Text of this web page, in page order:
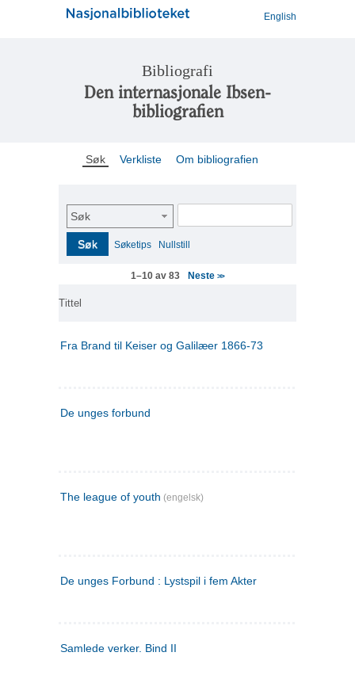
English
Bibliografi
Den internasjonale Ibsen-
bibliografien
Søk Verkliste Om bibliografien
Søk
Søk Søketips Nullstill
1–10 av 83 Neste>>
Tittel
Fra Brand til Keiser og Galilæer 1866-73
De unges forbund
The league of youth (engelsk)
De unges Forbund : Lystspil i fem Akter
Samlede verker. Bind II